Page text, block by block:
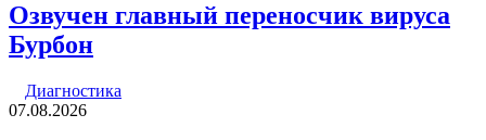
Озвучен главный переносчик вируса
Бурбон
Диагностика
07.08.2026